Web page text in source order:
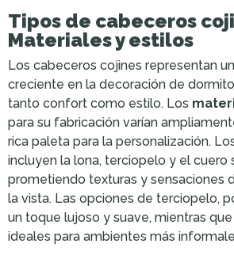
Tipos de cabeceros
Materiales y estilos
Los cabeceros cojines representan
creciente en la decoración de
tanto confort como estilo. Los
para su fabricación varían
rica paleta para la personalización.
incluyen la lona, terciopelo y el cuero
prometiendo texturas y sensaciones
la vista. Las opciones de terciopelo,
un toque lujoso y suave, mientras
ideales para ambientes más